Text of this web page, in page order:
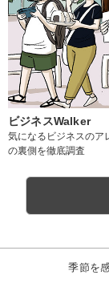
ビジネスWalker
気になるビジネスのア
の裏側を徹底調査
季節を